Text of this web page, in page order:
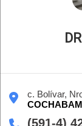
c. Bolívar,
(591-4)